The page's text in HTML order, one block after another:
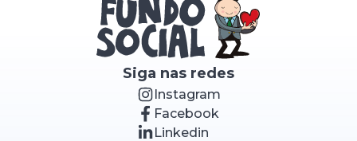
Siga nas redes
Instagram
Facebook
Linkedin